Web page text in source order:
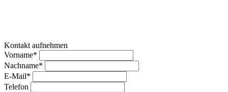
Kontakt aufnehmen
Vorname*
Nachname*
E-Mail*
Telefon